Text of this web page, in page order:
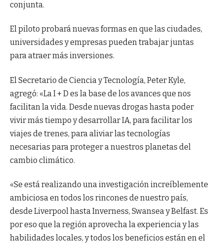
conjunta.
El piloto probará nuevas formas en que las ciudades,
universidades y empresas pueden trabajar juntas
para atraer más inversiones.
El Secretario de Ciencia y Tecnología, Peter Kyle,
agregó: «La I + D es la base de los avances que nos
facilitan la vida. Desde nuevas drogas hasta poder
vivir más tiempo y desarrollar IA, para facilitar los
viajes de trenes, para aliviar las tecnologías
necesarias para proteger a nuestros planetas del
cambio climático.
«Se está realizando una investigación increíblemente
ambiciosa en todos los rincones de nuestro país,
desde Liverpool hasta Inverness, Swansea y Belfast. Es
por eso que la región aprovecha la experiencia y las
habilidades locales, y todos los beneficios están en el